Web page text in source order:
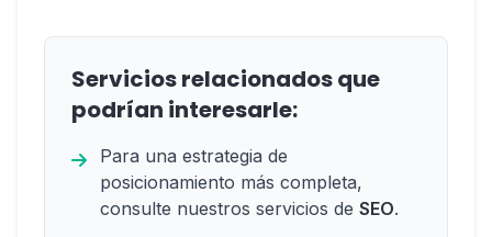
Servicios relacionados que
podrían interesarle:
Para una estrategia de
posicionamiento más completa,
consulte nuestros servicios de SEO.